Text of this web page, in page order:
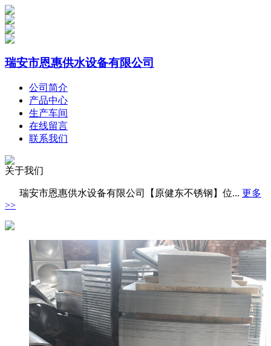
瑞安市恩惠供水设备有限公司
公司简介
产品中心
生产车间
在线留言
联系我们
关于我们
瑞安市恩惠供水设备有限公司【原健东不锈钢】位... 更多
>>